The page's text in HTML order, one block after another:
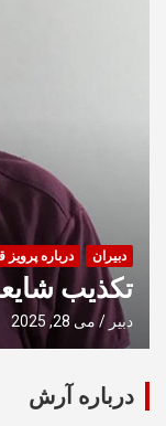
دبیران درباره پرویز
تکذیب
می 28, 2025 دبیر
درباره آرش